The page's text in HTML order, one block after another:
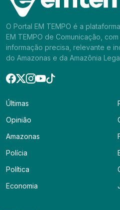
O Portal EM TEMPO é a
EM TEMPO de Comunicação,
informação precisa, relevante e
do Amazonas e da Amazônia
Últimas
Opinião
Amazonas
Polícia
Política
Economia